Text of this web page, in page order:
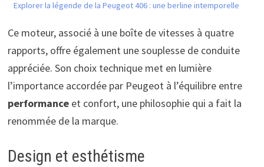
Explorer la légende de la Peugeot 406 : une berline intemporelle
Ce moteur, associé à une boîte de vitesses à quatre
rapports, offre également une souplesse de conduite
appréciée. Son choix technique met en lumière
l’importance accordée par Peugeot à l’équilibre entre
performanceet confort, une philosophie qui a fait la
renommée de la marque.
Design et esthétisme